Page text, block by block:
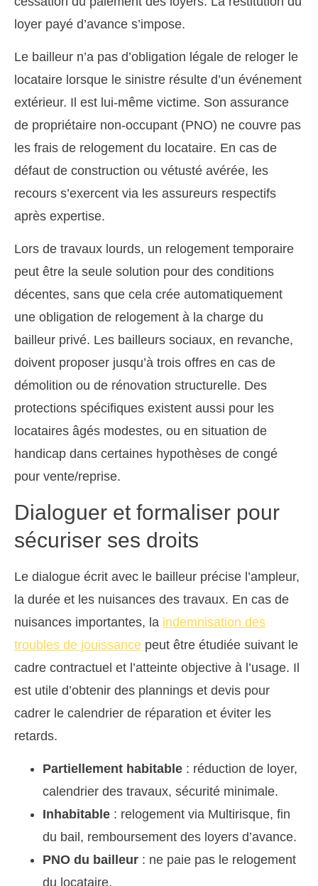
loyer payé d’avance s’impose.
Le bailleur n’a pas d’obligation légale de reloger le
locataire lorsque le sinistre résulte d’un événement
extérieur. Il est lui-même victime. Son assurance
de propriétaire non-occupant (PNO) ne couvre pas
les frais de relogement du locataire. En cas de
défaut de construction ou vétusté avérée, les
recours s’exercent via les assureurs respectifs
après expertise.
Lors de travaux lourds, un relogement temporaire
peut être la seule solution pour des conditions
décentes, sans que cela crée automatiquement
une obligation de relogement à la charge du
bailleur privé. Les bailleurs sociaux, en revanche,
doivent proposer jusqu’à trois offres en cas de
démolition ou de rénovation structurelle. Des
protections spécifiques existent aussi pour les
locataires âgés modestes, ou en situation de
handicap dans certaines hypothèses de congé
pour vente/reprise.
Dialoguer et formaliser pour
sécuriser ses droits
Le dialogue écrit avec le bailleur précise l’ampleur,
la durée et les nuisances des travaux. En cas de
nuisances importantes, la indemnisation des
troubles de jouissance peut être étudiée suivant le
cadre contractuel et l’atteinte objective à l’usage. Il
est utile d’obtenir des plannings et devis pour
cadrer le calendrier de réparation et éviter les
retards.
Partiellement habitable : réduction de loyer,
calendrier des travaux, sécurité minimale.
Inhabitable : relogement via Multirisque, fin
du bail, remboursement des loyers d’avance.
PNO du bailleur : ne paie pas le relogement
du locataire.